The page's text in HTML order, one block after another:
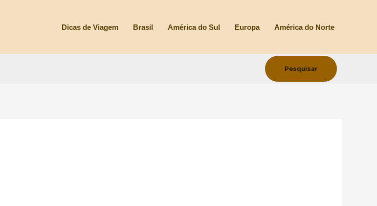
Dicas de Viagem Brasil América do Sul Europa América do Norte
Pesquisar
Pesquisar